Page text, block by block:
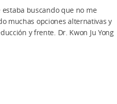
buscando que no me
muchas opciones alternativas y
y frente. Dr. Kwon Ju Yong